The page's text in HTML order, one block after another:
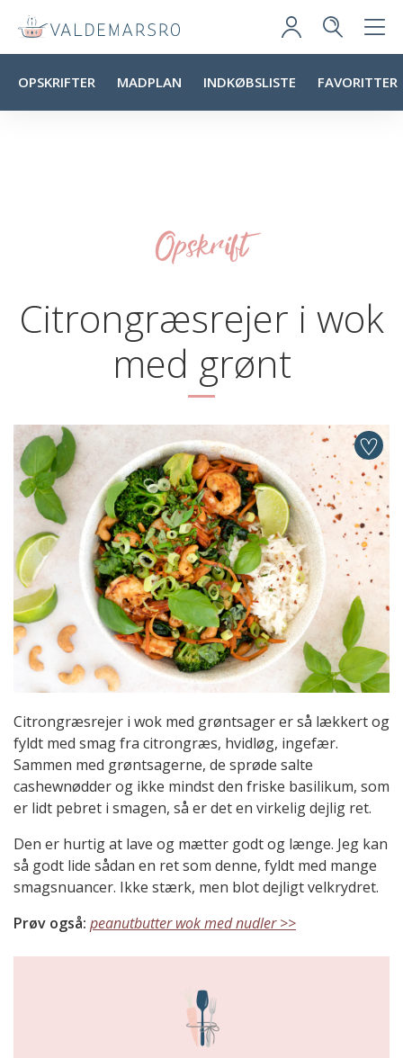
OPSKRIFTER MADPLAN INDKØBSLISTE FAVORITTER
Opskrift
Citrongræsrejer i wok
med grønt
Citrongræsrejer i wok med grøntsager er så lækkert og
fyldt med smag fra citrongræs, hvidløg, ingefær.
Sammen med grøntsagerne, de sprøde salte
cashewnødder og ikke mindst den friske basilikum, som
er lidt pebret i smagen, så er det en virkelig dejlig ret.
Den er hurtig at lave og mætter godt og længe. Jeg kan
så godt lide sådan en ret som denne, fyldt med mange
smagsnuancer. Ikke stærk, men blot dejligt velkrydret.
Prøv også: peanutbutter wok med nudler >>